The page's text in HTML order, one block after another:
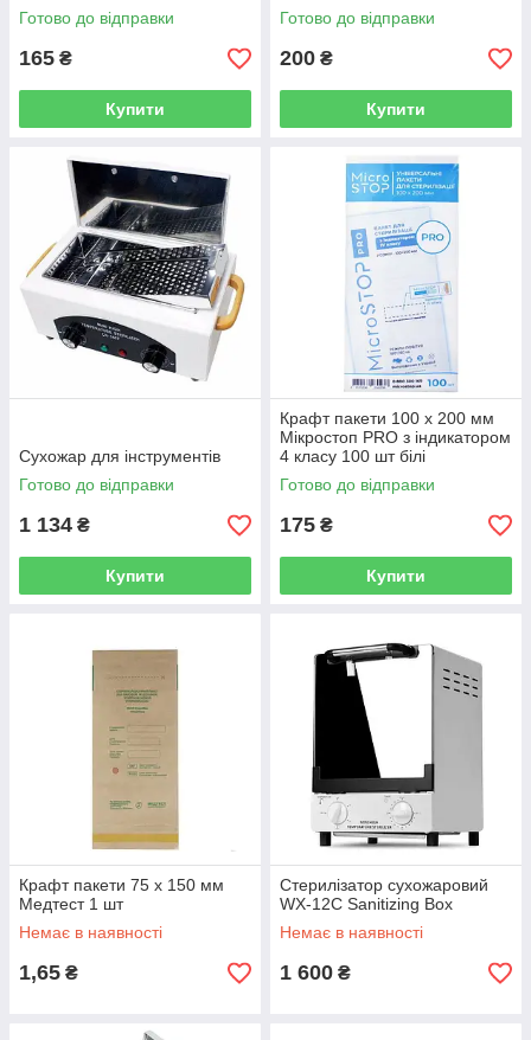
Готово до відправки
165 ₴
Купити
Готово до відправки
200 ₴
Купити
Сухожар для інструментів
Готово до відправки
1 134 ₴
Купити
Крафт пакети 100 х 200 мм
Мікростоп PRO з індикатором
4 класу 100 шт білі
Готово до відправки
175 ₴
Купити
Крафт пакети 75 х 150 мм
Медтест 1 шт
Немає в наявності
1,65 ₴
Стерилізатор сухожаровий
WX-12C Sanitizing Box
Немає в наявності
1 600 ₴